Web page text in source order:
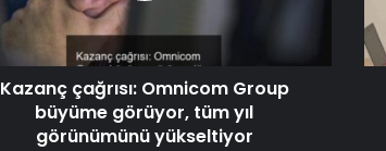
Kazanç çağrısı: Omnicom Group
büyüme görüyor, tüm yıl
görünümünü yükseltiyor